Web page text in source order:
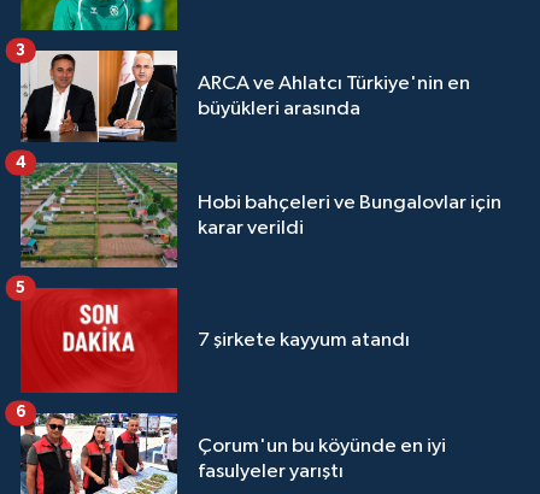
ARCA ve Ahlatcı Türkiye'nin en
büyükleri arasında
3
Hobi bahçeleri ve Bungalovlar için
karar verildi
4
7 şirkete kayyum atandı
5
Çorum'un bu köyünde en iyi
fasulyeler yarıştı
6